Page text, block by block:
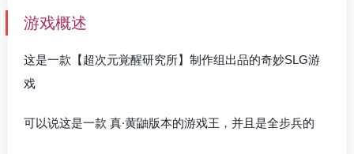
游戏概述
这是一款【超次元覚醒研究所】制作组出品的奇妙SLG游
戏
可以说这是一款 真·黄鼬版本的游戏王，并且是全步兵的